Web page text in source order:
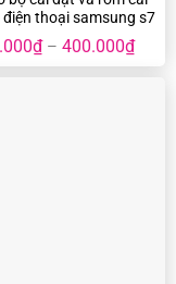
thoại samsung s7
và s7e
₫– 400.000₫